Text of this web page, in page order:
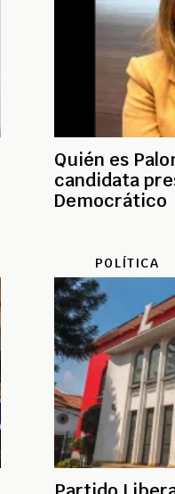
Quién es
candidata
Democrático
POLÍTICA